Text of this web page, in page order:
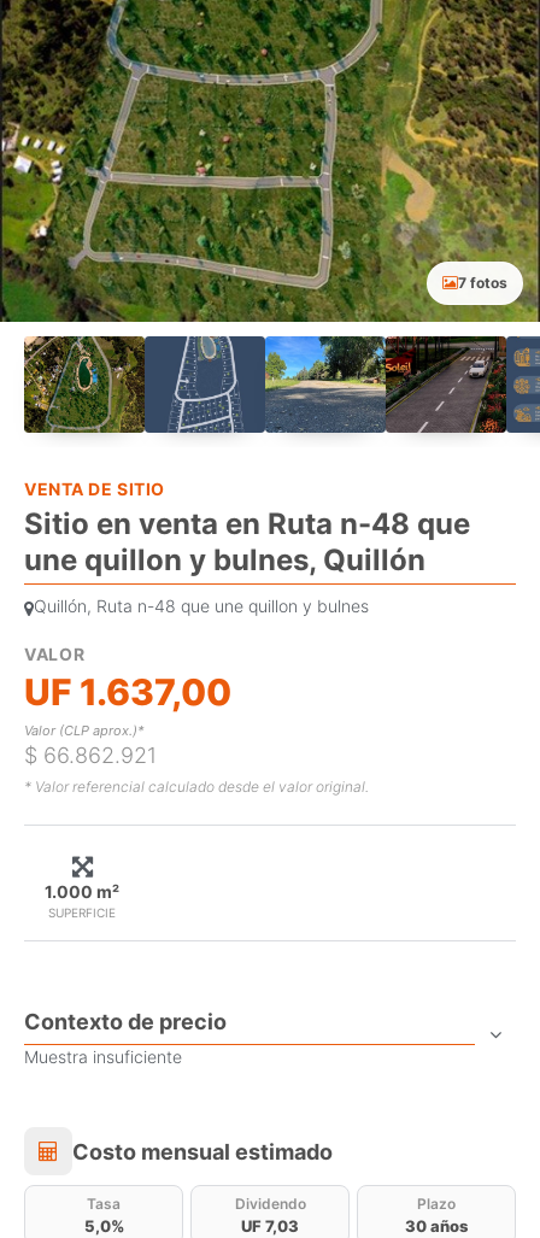
7 fotos
VENTA DE SITIO
Sitio en venta en Ruta n-48 que
une quillon y bulnes, Quillón
Quillón, Ruta n-48 que une quillon y bulnes
VALOR
UF 1.637,00
Valor (CLP aprox.)*
$ 66.862.921
* Valor referencial calculado desde el valor original.
SUPERFICIE
1.000 m²
Contexto de precio
Muestra insuficiente
Costo mensual estimado
Costo mensual estimado
Tasa
5,0%
Dividendo
UF 7,03
Plazo
30 años